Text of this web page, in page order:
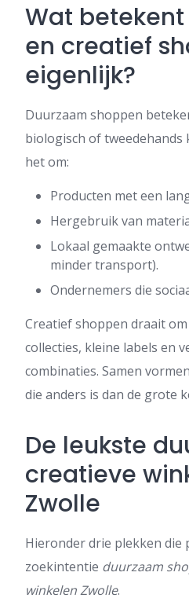
Wat
en creatief
eigenlijk?
Duurzaam shoppen
biologisch of tweedehands
het om:
Producten met een
Hergebruik van
Lokaal gemaakte
minder transport).
Ondernemers die
Creatief shoppen draait
collecties, kleine labels en
combinaties. Samen
die anders is dan de grote
De leukste
creatieve
Zwolle
Hieronder drie plekken die
zoekintentie duurzaam
winkelen Zwolle.